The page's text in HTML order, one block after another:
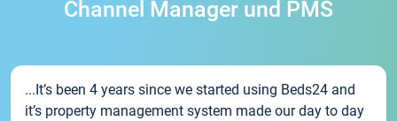
Channel Manager und PMS
...It’s been 4 years since we started using Beds24 and
it’s property management system made our day to day